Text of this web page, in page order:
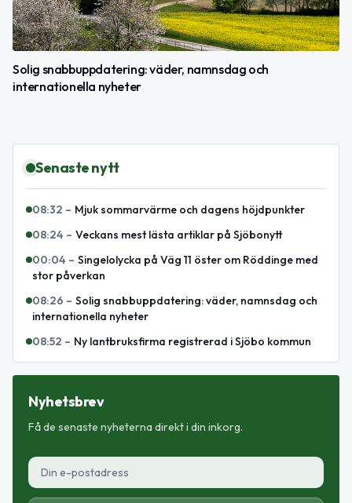
Solig snabbuppdatering: väder, namnsdag och
internationella nyheter
Senaste nytt
08:32 – Mjuk sommarvärme och dagens höjdpunkter
08:24 – Veckans mest lästa artiklar på Sjöbonytt
00:04 – Singelolycka på Väg 11 öster om Röddinge med
stor påverkan
08:26 – Solig snabbuppdatering: väder, namnsdag och
internationella nyheter
08:52 – Ny lantbruksfirma registrerad i Sjöbo kommun
Nyhetsbrev
Få de senaste nyheterna direkt i din inkorg.